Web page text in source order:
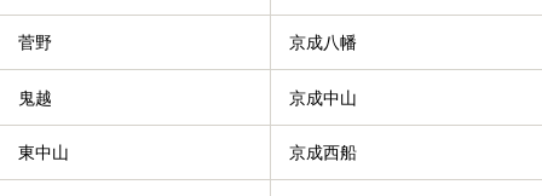
菅野 京成八幡
鬼越 京成中山
東中山 京成西船